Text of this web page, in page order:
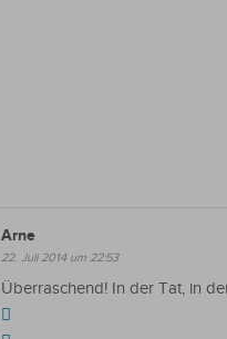
Arne
22. Juli 2014 um 22:53
Überraschend! In der Tat, in